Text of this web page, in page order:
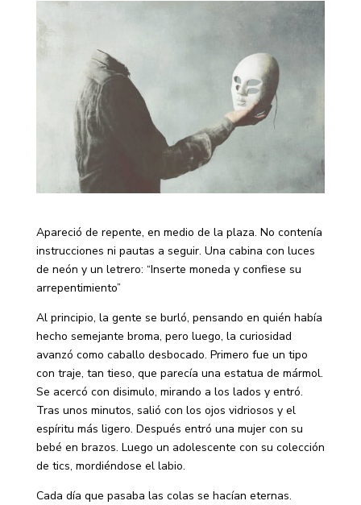
Apareció de repente, en medio de la plaza. No contenía
instrucciones ni pautas a seguir. Una cabina con luces
de neón y un letrero: “Inserte moneda y confiese su
arrepentimiento”
Al principio, la gente se burló, pensando en quién había
hecho semejante broma, pero luego, la curiosidad
avanzó como caballo desbocado. Primero fue un tipo
con traje, tan tieso, que parecía una estatua de mármol.
Se acercó con disimulo, mirando a los lados y entró.
Tras unos minutos, salió con los ojos vidriosos y el
espíritu más ligero. Después entró una mujer con su
bebé en brazos. Luego un adolescente con su colección
de tics, mordiéndose el labio.
Cada día que pasaba las colas se hacían eternas.